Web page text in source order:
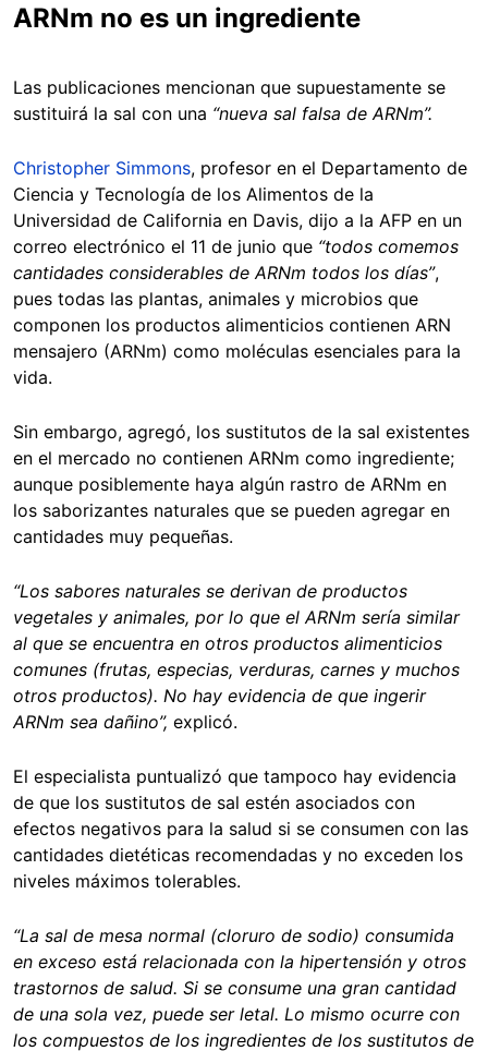
ARNm no es un ingrediente
Las publicaciones mencionan que supuestamente se
sustituirá la sal con una “nueva sal falsa de ARNm”.
Christopher Simmons, profesor en el Departamento de
Ciencia y Tecnología de los Alimentos de la
Universidad de California en Davis, dijo a la AFP en un
correo electrónico el 11 de junio que “todos comemos
cantidades considerables de ARNm todos los días”,
pues todas las plantas, animales y microbios que
componen los productos alimenticios contienen ARN
mensajero (ARNm) como moléculas esenciales para la
vida.
Sin embargo, agregó, los sustitutos de la sal existentes
en el mercado no contienen ARNm como ingrediente;
aunque posiblemente haya algún rastro de ARNm en
los saborizantes naturales que se pueden agregar en
cantidades muy pequeñas.
“Los sabores naturales se derivan de productos
vegetales y animales, por lo que el ARNm sería similar
al que se encuentra en otros productos alimenticios
comunes (frutas, especias, verduras, carnes y muchos
otros productos). No hay evidencia de que ingerir
ARNm sea dañino”, explicó.
El especialista puntualizó que tampoco hay evidencia
de que los sustitutos de sal estén asociados con
efectos negativos para la salud si se consumen con las
cantidades dietéticas recomendadas y no exceden los
niveles máximos tolerables.
“La sal de mesa normal (cloruro de sodio) consumida
en exceso está relacionada con la hipertensión y otros
trastornos de salud. Si se consume una gran cantidad
de una sola vez, puede ser letal. Lo mismo ocurre con
los compuestos de los ingredientes de los sustitutos de